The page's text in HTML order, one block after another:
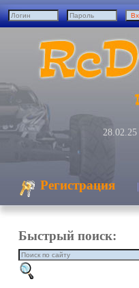
28.02.25
Регистрация |
Быстрый поиск: